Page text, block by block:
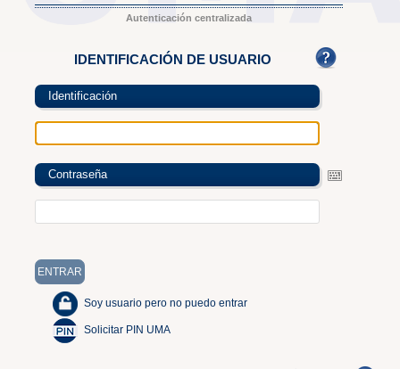
Autenticación centralizada
IDENTIFICACIÓN DE USUARIO
Identificación
Contraseña
Soy usuario pero no puedo entrar
Solicitar PIN UMA